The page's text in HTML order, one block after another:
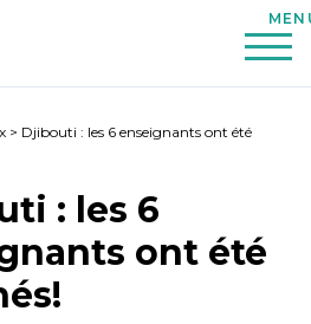
> Djibouti : les 6 enseignants ont été
: les 6
ont été